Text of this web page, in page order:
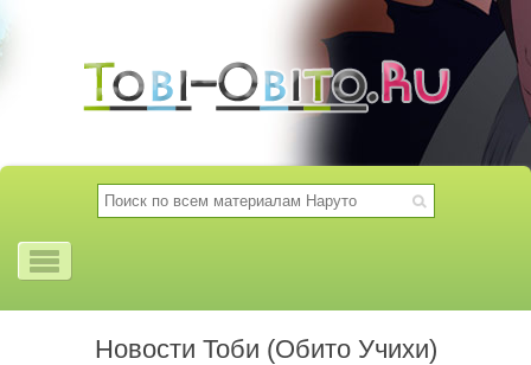
Новости Тоби (Обито Учихи)